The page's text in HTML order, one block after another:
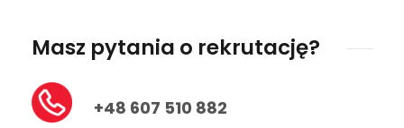
Zaoszczędź płacąc rocznie lub
Całkowity koszt studiów przy płatności rocznej
lub semestralnej
Masz pytania o rekrutację?
+48 607 510 882